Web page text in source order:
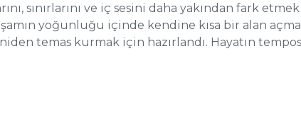
sınırlarını ve iç sesini daha yakından fark
yoğunluğu içinde kendine kısa bir alan
temas kurmak için hazırlandı. Hayatın